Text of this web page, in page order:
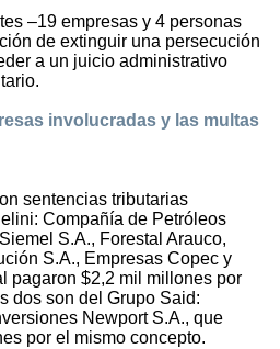
–19 empresas y 4 personas
de extinguir una persecución
a un juicio administrativo
involucradas y las multas
sentencias tributarias
Compañía de Petróleos
S.A., Forestal Arauco,
S.A., Empresas Copec y
pagaron $2,2 mil millones por
dos son del Grupo Said:
Newport S.A., que
por el mismo concepto.